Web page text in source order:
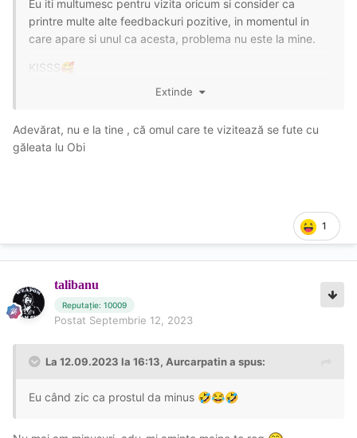
Eu iti multumesc pentru vizita oricum si consider ca
printre multe alte feedbackuri pozitive, in momentul in
care apare si unul ca acesta, problema nu este la mine.
KISSS🥰
Extinde
Adevărat, nu e la tine , că omul care te vizitează se fute cu
găleata lu Obi
1
talibanu
Reputație: 10009
Postat Septembrie 12, 2023
La 12.09.2023 la 16:13, Aurcarpatina spus:
Eu când zic ca prostul da minus 🤣😂🤣